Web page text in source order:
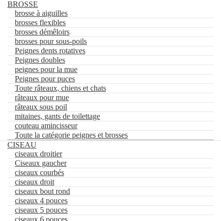
Aller
la
navigation
Aller
au
contenu
Rechercher
BROSSE
brosse à aiguilles
brosses flexibles
brosses démêloirs
brosses pour sous-poils
Peignes dents rotatives
Peignes doubles
peignes pour la mue
Peignes pour puces
Toute râteaux, chiens et chats
râteaux pour mue
râteaux sous poil
mitaines, gants de toilettage
couteau amincisseur
Toute la catégorie peignes et brosses
CISEAU
ciseaux droitier
BROSSE
brosse à aiguilles
brosses flexibles
brosses démêloirs
brosses pour sous-poils
Peignes dents rotatives
Peignes doubles
peignes pour la mue
Peignes pour puces
Toute râteaux, chiens et chats
râteaux pour mue
râteaux sous poil
mitaines, gants de toilettage
couteau amincisseur
Toute la catégorie peignes et brosses
CISEAU
ciseaux droitier
Ciseaux gaucher
ciseaux courbés
ciseaux droit
ciseaux bout rond
ciseaux 4 pouces
ciseaux 5 pouces
ciseaux 6 pouces